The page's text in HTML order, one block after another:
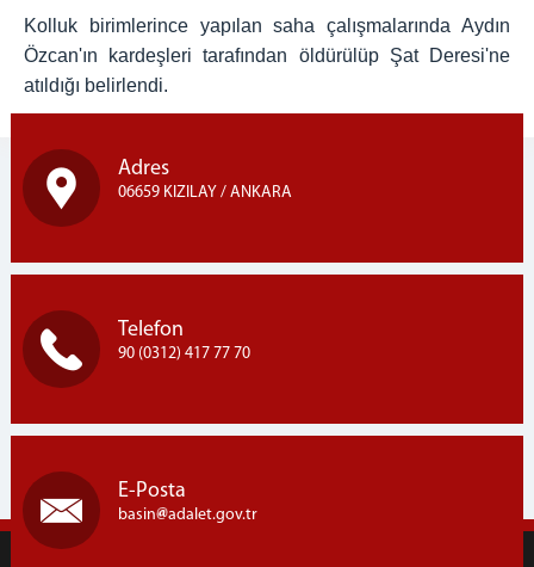
Kolluk birimlerince yapılan saha çalışmalarında Aydın
Özcan'ın kardeşleri tarafından öldürülüp Şat Deresi'ne
atıldığı belirlendi.
Adres
06659 KIZILAY / ANKARA
Telefon
90 (0312) 417 77 70
E-Posta
basin adalet.gov.tr